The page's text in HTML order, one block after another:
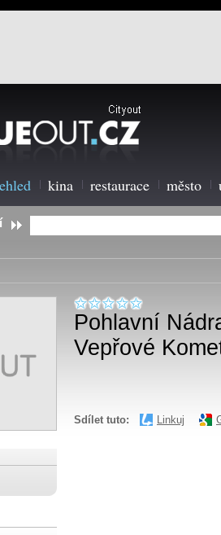
kina restaurace město
Pohlavní
Vepřové
Sdílet tuto: Linkuj